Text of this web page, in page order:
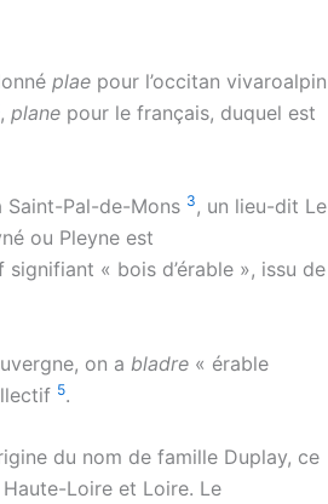
plae pour l’occitan vivaroalpin
, plane pour le français, duquel est
Saint-Pal-de-Mons 3, un lieu-dit Le
ou Pleyne est
« bois d’érable », issu de
on a bladre « érable
5.
du nom de famille Duplay, ce
Loire et Loire. Le